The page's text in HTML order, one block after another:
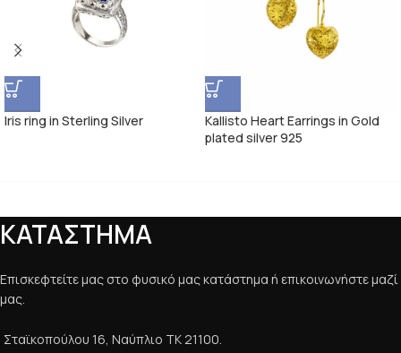
Iris ring in Sterling Silver
Kallisto Heart Earrings in Gold
plated silver 925
ΚΑΤΑΣΤΗΜΑ
Επισκεφτείτε μας στο φυσικό μας κατάστημα ή επικοινωνήστε μαζί
μας.
Σταϊκοπούλου 16, Ναύπλιο ΤΚ 21100.